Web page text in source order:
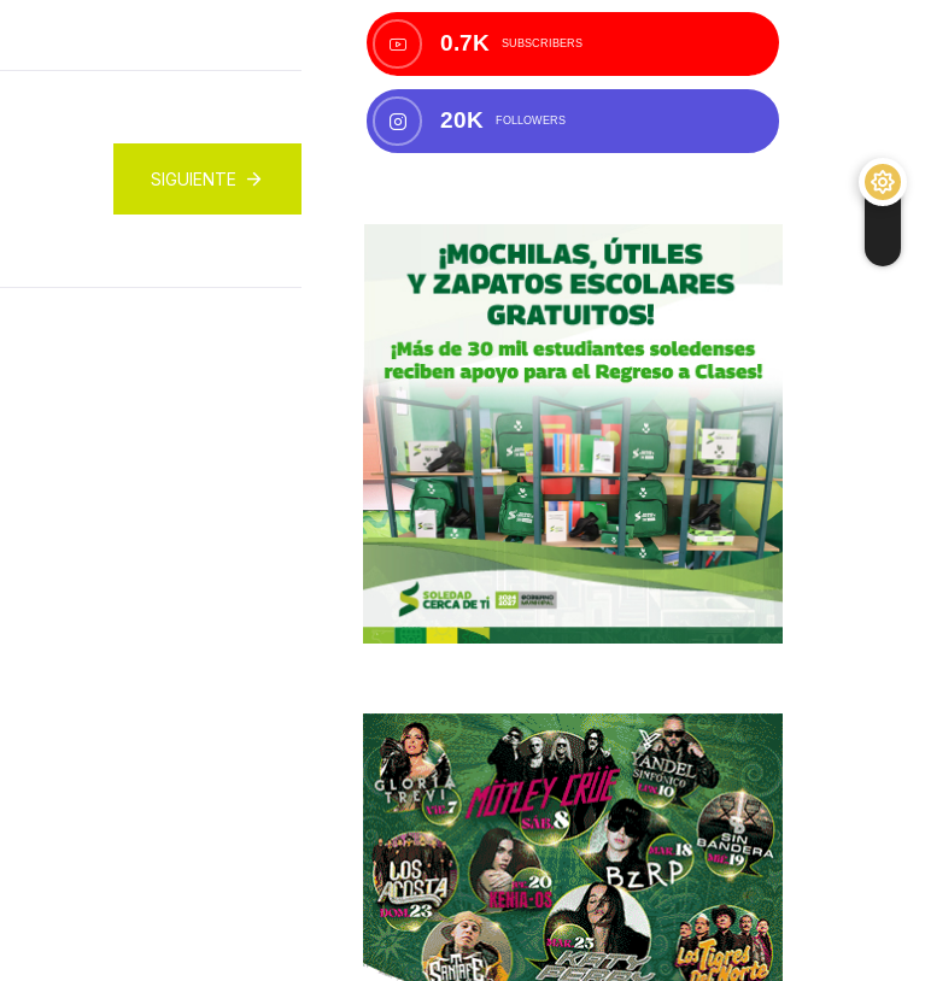
SIGUIENTE
0.7K SUBSCRIBERS
20K FOLLOWERS